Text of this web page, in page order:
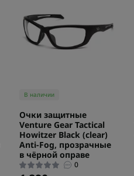
В наличии
Очки защитные
Venture Gear Tactical
Howitzer Black (clear)
Anti-Fog, прозрачные
в чёрной оправе
0